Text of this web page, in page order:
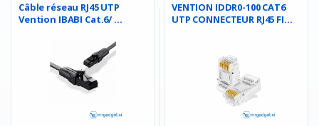
Câble réseau RJ45 UTP
Vention IBABI Cat.6/ ...
VENTION IDDR0-100 CAT6
UTP CONNECTEUR RJ45 FI...